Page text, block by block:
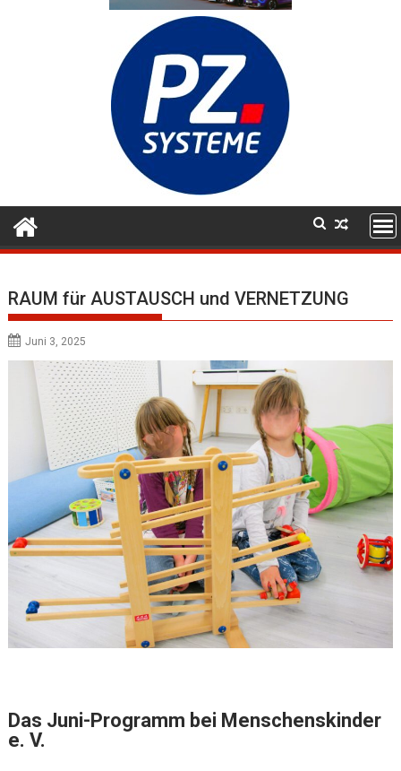
RAUM für AUSTAUSCH und VERNETZUNG
Juni 3, 2025
Das Juni-Programm bei Menschenskinder
e. V.